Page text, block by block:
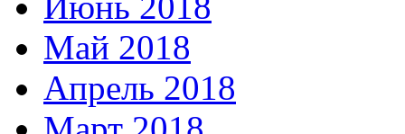
Май 2018
Апрель 2018